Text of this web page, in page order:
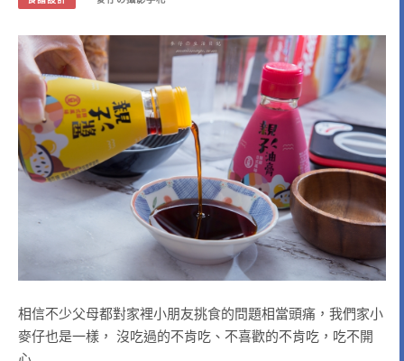
相信不少父母都對家裡小朋友挑食的問題相當頭痛，我們家小
麥仔也是一樣， 沒吃過的不肯吃、不喜歡的不肯吃，吃不開